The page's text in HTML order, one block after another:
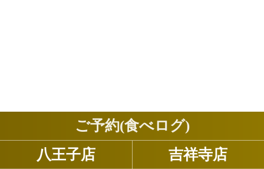
ご予約(食べログ)
八王子店
吉祥寺店